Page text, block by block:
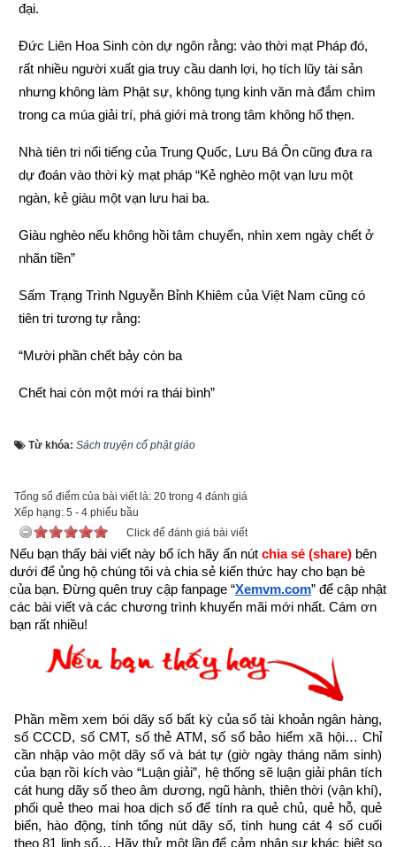
đại.
Đức Liên Hoa Sinh còn dự ngôn rằng: vào thời mạt Pháp đó,
rất nhiều người xuất gia truy cầu danh lợi, họ tích lũy tài sản
nhưng không làm Phật sự, không tụng kinh văn mà đắm chìm
trong ca múa giải trí, phá giới mà trong tâm không hổ thẹn.
Nhà tiên tri nổi tiếng của Trung Quốc, Lưu Bá Ôn cũng đưa ra
dự đoán vào thời kỳ mạt pháp “Kẻ nghèo một vạn lưu một
ngàn, kẻ giàu một vạn lưu hai ba.
Giàu nghèo nếu không hồi tâm chuyển, nhìn xem ngày chết ở
nhãn tiền”
Sấm Trạng Trình Nguyễn Bỉnh Khiêm của Việt Nam cũng có
tiên tri tương tự rằng:
“Mười phần chết bảy còn ba
Chết hai còn một mới ra thái bình”
được xem.
Trên đời có người hành Đại Thiện, gặp kiếp nạn này cũng bình
an”
Như vậy chúng ta đang sống trong thời gian cuối cùng của
thời kỳ mạt pháp khi mà đạo đức nhân loại suy đồi, bại hoại
Từ khóa: Sách truyện cổ phật giáo
Tổng số điểm của bài viết là: 20 trong 4 đánh giá
Xếp hạng: 5 - 4 phiếu bầu
Click để đánh giá bài viết
Nếu bạn thấy bài viết này bổ ích hãy ấn nút chia sẻ (share) bên
dưới để ủng hộ chúng tôi và chia sẻ kiến thức hay cho bạn bè
của bạn. Đừng quên truy cập fanpage “Xemvm.com” để cập nhật
các bài viết và các chương trình khuyến mãi mới nhất. Cám ơn
bạn rất nhiều!
Phần mềm xem bói dãy số bất kỳ của số tài khoản ngân hàng,
số CCCD, số CMT, số thẻ ATM, số sổ bảo hiểm xã hội… Chỉ
cần nhập vào một dãy số và bát tự (giờ ngày tháng năm sinh)
của bạn rồi kích vào “Luận giải”, hệ thống sẽ luận giải phân tích
cát hung dãy số theo âm dương, ngũ hành, thiên thời (vận khí),
phối quẻ theo mai hoa dịch số để tính ra quẻ chủ, quẻ hỗ, quẻ
biến, hào động, tính tổng nút dãy số, tính hung cát 4 số cuối
theo 81 linh số… Hãy thử một lần để cảm nhận sự khác biệt so